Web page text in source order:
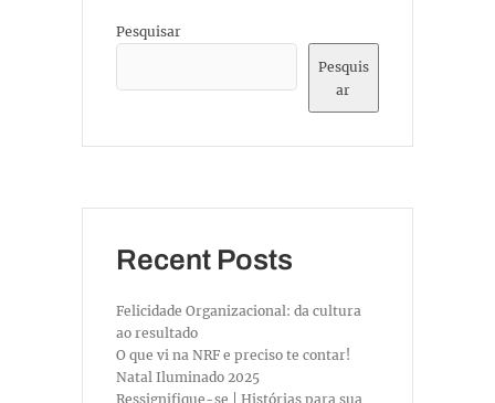
Pesquisar
Pesquis
ar
Recent Posts
Felicidade Organizacional: da cultura
ao resultado
O que vi na NRF e preciso te contar!
Natal Iluminado 2025
Ressignifique-se | Histórias para sua